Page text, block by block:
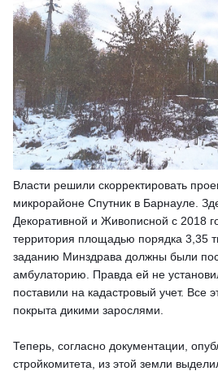
Власти решили скорректировать
микрорайоне Спутник в Барнауле.
Декоративной и Живописной с 2018
территория площадью порядка 3,35
заданию Минздрава должны были
амбулаторию. Правда ей не
поставили на кадастровый учет. Все
покрыта дикими зарослями.
Теперь, согласно документации,
стройкомитета, из этой земли